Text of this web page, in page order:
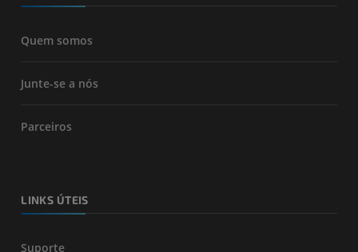
Quem somos
Junte-se a nós
Parceiros
LINKS ÚTEIS
Suporte